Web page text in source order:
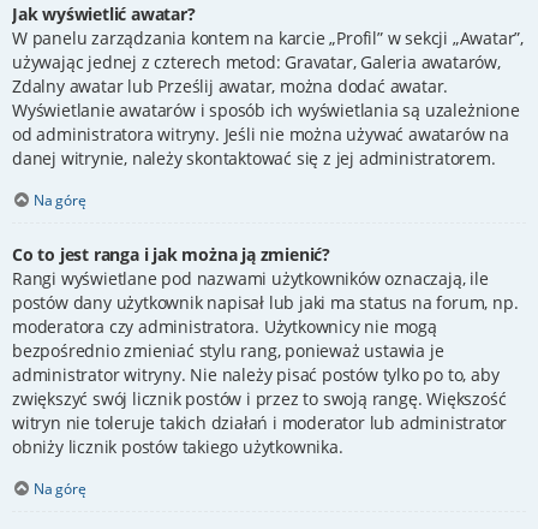
Jak wyświetlić awatar?
W panelu zarządzania kontem na karcie „Profil” w sekcji „Awatar”,
używając jednej z czterech metod: Gravatar, Galeria awatarów,
Zdalny awatar lub Prześlij awatar, można dodać awatar.
Wyświetlanie awatarów i sposób ich wyświetlania są uzależnione
od administratora witryny. Jeśli nie można używać awatarów na
danej witrynie, należy skontaktować się z jej administratorem.
Na górę
Co to jest ranga i jak można ją zmienić?
Rangi wyświetlane pod nazwami użytkowników oznaczają, ile
postów dany użytkownik napisał lub jaki ma status na forum, np.
moderatora czy administratora. Użytkownicy nie mogą
bezpośrednio zmieniać stylu rang, ponieważ ustawia je
administrator witryny. Nie należy pisać postów tylko po to, aby
zwiększyć swój licznik postów i przez to swoją rangę. Większość
witryn nie toleruje takich działań i moderator lub administrator
obniży licznik postów takiego użytkownika.
Na górę